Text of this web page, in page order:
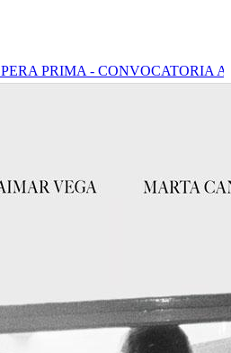
PRIMA - CONVOCATORIA